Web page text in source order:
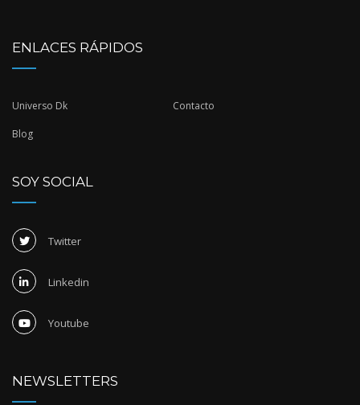
ENLACES RÁPIDOS
Universo Dk Contacto
Blog
SOY SOCIAL
Twitter
Linkedin
Youtube
NEWSLETTERS